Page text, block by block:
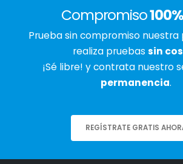
Compromiso100%
Prueba sin compromiso
realiza pruebas sin
¡Sé libre! y contrata nuestro
permanencia.
REGÍSTRATE GRATIS